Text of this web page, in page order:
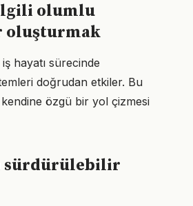
olumlu
oluşturmak
hayatı sürecinde
doğrudan etkiler. Bu
özgü bir yol çizmesi
sürdürülebilir